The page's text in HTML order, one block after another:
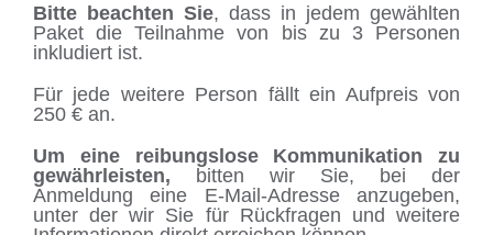
Bitte beachten Sie, dass in jedem gewählten
Paket die Teilnahme von bis zu 3 Personen
inkludiert ist.
Für jede weitere Person fällt ein Aufpreis von
250 € an.
Um eine reibungslose Kommunikation zu
gewährleisten, bitten wir Sie, bei der
Anmeldung eine E-Mail-Adresse anzugeben,
unter der wir Sie für Rückfragen und weitere